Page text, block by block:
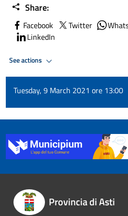
Share:
Facebook Twitter
LinkedIn
See actions
Tuesday, 9 March 2021 ore 13:00
Provincia di Asti